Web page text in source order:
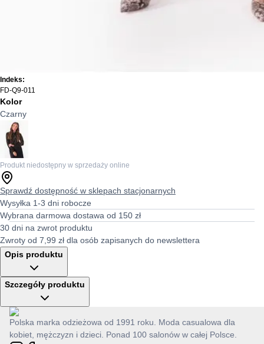
Indeks:
FD-Q9-011
Kolor
Czarny
Produkt niedostępny w sprzedaży online
Sprawdź dostępność w sklepach stacjonarnych
Wysyłka 1-3 dni robocze
Wybrana darmowa dostawa od 150 zł
30 dni na zwrot produktu
Zwroty od 7,99 zł dla osób zapisanych do newslettera
Opis produktu
Szczegóły produktu
Polska marka odzieżowa od 1991 roku. Moda casualowa dla
kobiet, mężczyzn i dzieci. Ponad 100 salonów w całej Polsce.